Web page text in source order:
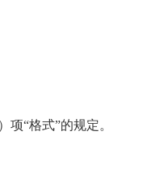
“格式”的规定。